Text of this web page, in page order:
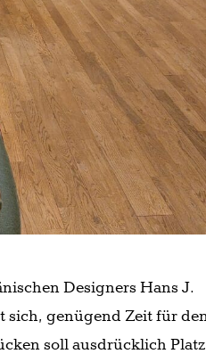
Designers Hans J.
sich, genügend Zeit für
soll ausdrücklich Platz